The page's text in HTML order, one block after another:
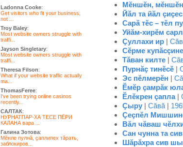
Мĕншĕн, мĕншĕн
Йăл та йăл
Сарă тĕс – тĕл
Уйăм-хирĕм
Çуллахи ир |
Сĕрме купăсçине
Тăван килте |
Пурнăç тинĕсĕ |
Эс пĕлмерĕн |
Ĕмĕр çамрăк
Ĕлĕкрен çапла|
Çыру | Сăвă |
Çеçпĕл
Вăл чăваш
Сан чунна та
Шăрăхра сив
Ladonna Cooke:
Get visitors who fit your business,
not ...
Troy Baley:
Most website owners struggle with
traffi...
Jayson Singletary:
Most website owners struggle with
traffi...
Theresa Filson:
What if your website traffic actually
ma...
ThomasFeree:
I've been trying online casinos
recently...
САЛТАК:
НУРНАТПАР-ХА ТЕСЕ ПЁРИ
КАЛАНА вара ...
Галина Зотова:
Мĕнле пулнă, çаплипех тăрать,
заблокиров...